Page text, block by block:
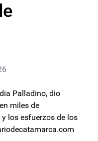
Palladino, dio
miles de
los esfuerzos de los